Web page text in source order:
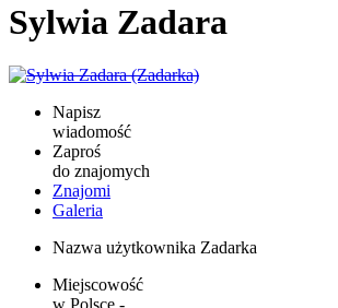
Sylwia Zadara
Napisz
wiadomość
Zaproś
do znajomych
Znajomi
Galeria
Nazwa użytkownika Zadarka
Miejscowość